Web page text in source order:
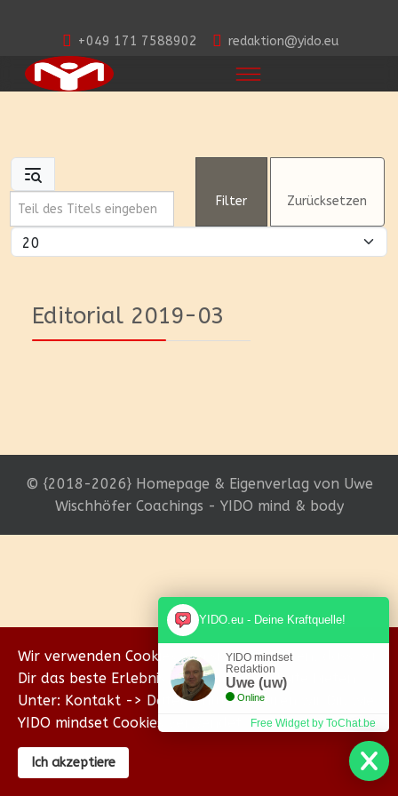
+049 171 7588902 redaktion@yido.eu
Teil des Titels eingeben
Filter Zurücksetzen
Anzeige #
Editorial 2019-03
© {2018-2026} Homepage & Eigenverlag von Uwe
Wischhöfer Coachings - YIDO mind & body
Wir verwenden Cookies, um sicherzustellen, dass wir
Dir das beste Erlebnis auf unserer Website bieten.
Unter: Kontakt -> Datenschutz erklären wir Dir, wie
YIDO mindset Cookies verwendet.
Ich akzeptiere
YIDO.eu - Deine Kraftquelle!
YIDO mindset
Redaktion
Uwe (uw)
Online
Free Widget by ToChat.be